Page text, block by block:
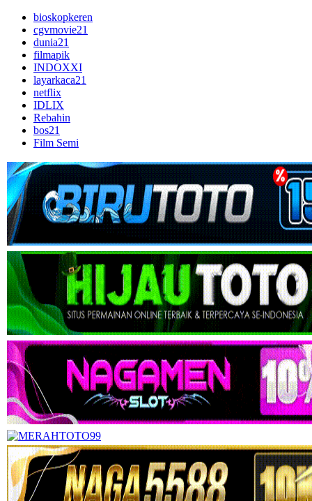
bioskopkeren
cgvmovie21
dunia21
filmapik
INDOXXI
layarkaca21
netflix
IDLIX
Rebahin
bos21
Film Semi